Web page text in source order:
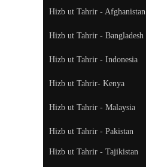
Hizb ut Tahrir - Afghanistan
Hizb ut Tahrir - Bangladesh
Hizb ut Tahrir - Indonesia
Hizb ut Tahrir- Kenya
Hizb ut Tahrir - Malaysia
Hizb ut Tahrir - Pakistan
Hizb ut Tahrir - Tajikistan